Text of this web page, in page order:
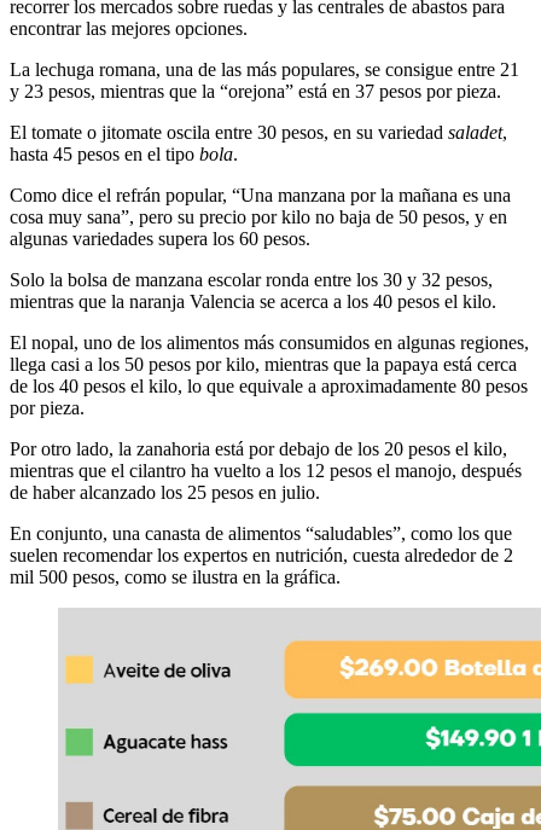
recorrer los mercados sobre ruedas y las centrales de abastos para
encontrar las mejores opciones.
La lechuga romana, una de las más populares, se consigue entre 21
y 23 pesos, mientras que la “orejona” está en 37 pesos por pieza.
El tomate o jitomate oscila entre 30 pesos, en su variedad saladet,
hasta 45 pesos en el tipo bola.
Como dice el refrán popular, “Una manzana por la mañana es una
cosa muy sana”, pero su precio por kilo no baja de 50 pesos, y en
algunas variedades supera los 60 pesos.
Solo la bolsa de manzana escolar ronda entre los 30 y 32 pesos,
mientras que la naranja Valencia se acerca a los 40 pesos el kilo.
El nopal, uno de los alimentos más consumidos en algunas regiones,
llega casi a los 50 pesos por kilo, mientras que la papaya está cerca
de los 40 pesos el kilo, lo que equivale a aproximadamente 80 pesos
por pieza.
Por otro lado, la zanahoria está por debajo de los 20 pesos el kilo,
mientras que el cilantro ha vuelto a los 12 pesos el manojo, después
de haber alcanzado los 25 pesos en julio.
En conjunto, una canasta de alimentos “saludables”, como los que
suelen recomendar los expertos en nutrición, cuesta alrededor de 2
mil 500 pesos, como se ilustra en la gráfica.